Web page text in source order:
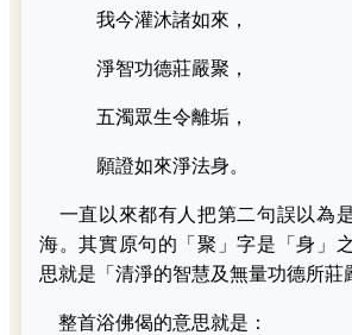
我今灌沐諸如來，
淨智功德莊嚴聚，
五濁眾生令離垢，
願證如來淨法身。
一直以來都有人把第二句誤以為
海。其實原句的「聚」字是「身」
思就是「清淨的智慧及無量功德所莊
整首浴佛偈的意思就是：